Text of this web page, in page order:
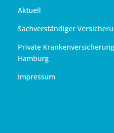
Aktuell
Sachverständiger
Private Krankenversicherung
Hamburg
Impressum